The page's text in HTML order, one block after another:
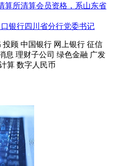
算所清算会员资格，系山东省
银行四川省分行党委书记
投顾 中国银行 网上银行 征信
息 理财子公司 绿色金融 广发
算 数字人民币